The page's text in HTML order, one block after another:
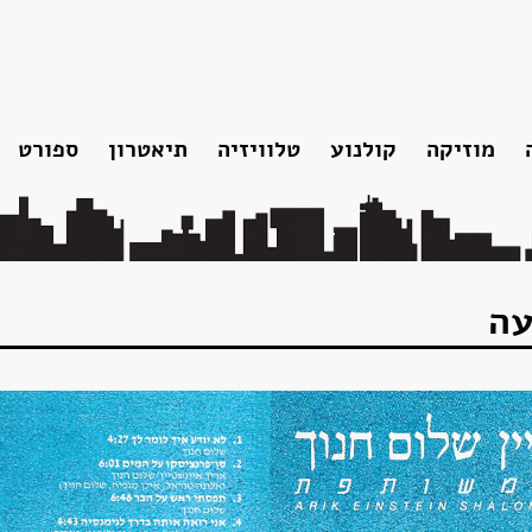
מוזיקה
תקליטונים
אוספים
להקות והופעות
סרטונים
פלייליסט עשור למותו
קולנוע טלוויזיה תיאטרון ספורט